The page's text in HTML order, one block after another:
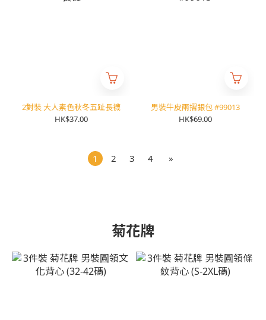
2對裝 大人素色秋冬五趾長襪
HK$37.00
男裝牛皮兩摺銀包 #99013
HK$69.00
1 2 3 4 »
菊花牌